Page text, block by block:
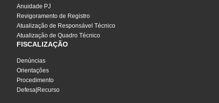
Anuidade PJ
Revigoramento de Registro
Atualização de Responsável Técnico
Atualização de Quadro Técnico
FISCALIZAÇÃO
Denúncias
Orientações
Procedimento
Defesa|Recurso